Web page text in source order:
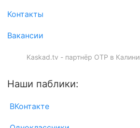
Контакты
Вакансии
Kaskad.tv - партнёр ОТР в
Наши паблики:
ВКонтакте